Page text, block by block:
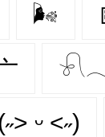
🌬
ᵕ ˂˶)